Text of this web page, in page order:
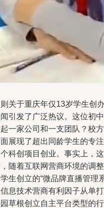
关于重庆年仅13岁学生创
引发了广泛热议。这位初
一家公司和一支团队？校
展现了超出同龄学生的专
科创项目创业。事实上，
随着互联网营商环境的调
生创立的“微品牌直播管理
息技术营商有利因子从单
草根创立自主平台类型的